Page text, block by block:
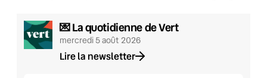
💌 La quotidienne de Vert
Lire la newsletter
mercredi 5 août 2026